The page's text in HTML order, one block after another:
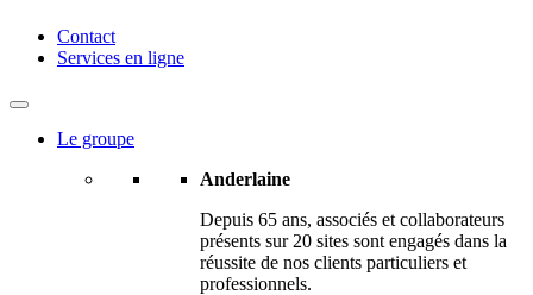
Anderlaine | Conseil – Expert comptable – Avocat – Audit
Contact
Services en ligne
Le groupe
Anderlaine
Depuis 65 ans, associés et collaborateurs
présents sur 20 sites sont engagés dans la
réussite de nos clients particuliers et
professionnels.